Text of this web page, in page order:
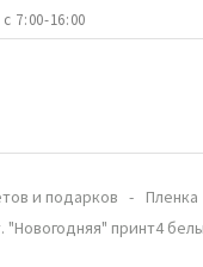
7:00-16:00
и подарков Пленка
"Новогодняя" принт4